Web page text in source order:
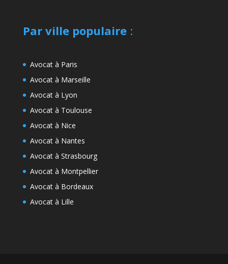
Par ville populaire:
Avocat à Paris
Avocat à Marseille
Avocat à Lyon
Avocat à Toulouse
Avocat à Nice
Avocat à Nantes
Avocat à Strasbourg
Avocat à Montpellier
Avocat à Bordeaux
Avocat à Lille